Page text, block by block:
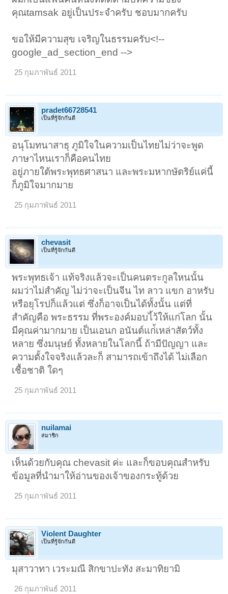
คุณtamsak อยู่เป็นประจำครับ ชอบมากครับ
ขอให้มีความสุข เจริญในธรรมครับ<!--
google_ad_section_end -->
25 กุมภาพันธ์ 2011
pradet66728541
เป็นที่รู้จักกันดี
อนุโมทนาสาธุ ภูมิใจในความเป็นไทยไม่ว่าจะพูด
ภาษาไหนเราก็คือคนไทย
อยู่ภายใต้พระพุทธศาสนา และพระมหากษัตริย์แค่นี้
ก็ภูมิใจมากมาย
25 กุมภาพันธ์ 2011
chevasit
เป็นที่รู้จักกันดี
พระพุทธเจ้า แท้จริงแล้วจะเป็นคนตระกูลใหนนั้น
ผมว่าไม่สำคัญ ไม่ว่าจะเป็นจีน ไท ลาว แขก อาหรับ
หรือยุโรปก็แล้วแต่ ซึ่งก็อาจเป็นได้ทั้งนั้น แต่ที่
สำคัญคือ พระธรรม ที่พระองค์มอบไ้ว้ให้แก่โลก นั้น
มีคุณค่ามากมาย เป็นเอนก อนันต์แก่้เหล่าสัตว์ทั้ง
หลาย ซึ่งมนุษย์ ทั้งหลายในโลกนี้ ถ้ามีปัญญา และ
ความตั้งใจจริงแล้วละก็ สามารถเข้าถึงได้ ไม่เลือก
เชื้อชาติ ใดๆ
25 กุมภาพันธ์ 2011
nuilamai
สมาชิก
เห็นด้วยกับคุณ chevasit ค่ะ และก็ขอบคุณสำหรับ
ข้อมูลที่นำมาให้อ่านของเจ้าของกระทู้ด้วย
25 กุมภาพันธ์ 2011
Violent Daughter
เป็นที่รู้จักกันดี
มุสาวาทา เวระมณี สิกขาปะทัง สะมาทิยามิ
26 กุมภาพันธ์ 2011